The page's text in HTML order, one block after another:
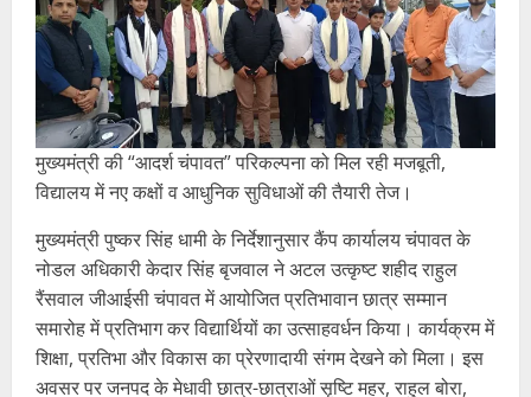
मुख्यमंत्री की “आदर्श चंपावत” परिकल्पना को मिल रही मजबूती,
विद्यालय में नए कक्षों व आधुनिक सुविधाओं की तैयारी तेज।
मुख्यमंत्री पुष्कर सिंह धामी के निर्देशानुसार कैंप कार्यालय चंपावत के
नोडल अधिकारी केदार सिंह बृजवाल ने अटल उत्कृष्ट शहीद राहुल
रैंसवाल जीआईसी चंपावत में आयोजित प्रतिभावान छात्र सम्मान
समारोह में प्रतिभाग कर विद्यार्थियों का उत्साहवर्धन किया। कार्यक्रम में
शिक्षा, प्रतिभा और विकास का प्रेरणादायी संगम देखने को मिला। इस
अवसर पर जनपद के मेधावी छात्र-छात्राओं सृष्टि महर, राहुल बोरा,